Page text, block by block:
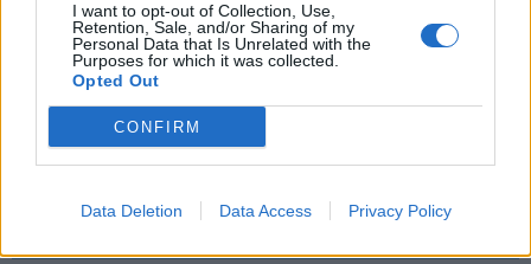
I want to opt-out of Collection, Use,
Retention, Sale, and/or Sharing of my
Personal Data that Is Unrelated with the
Purposes for which it was collected.
Opted Out
CONFIRM
Data Deletion Data Access Privacy Policy
Edellinen artikkeli
Liiga tukki kapteenien suut –
pelaajayhdistys julkaisi tiukan
kantansa
Tässä ovat Liigan
2023-24